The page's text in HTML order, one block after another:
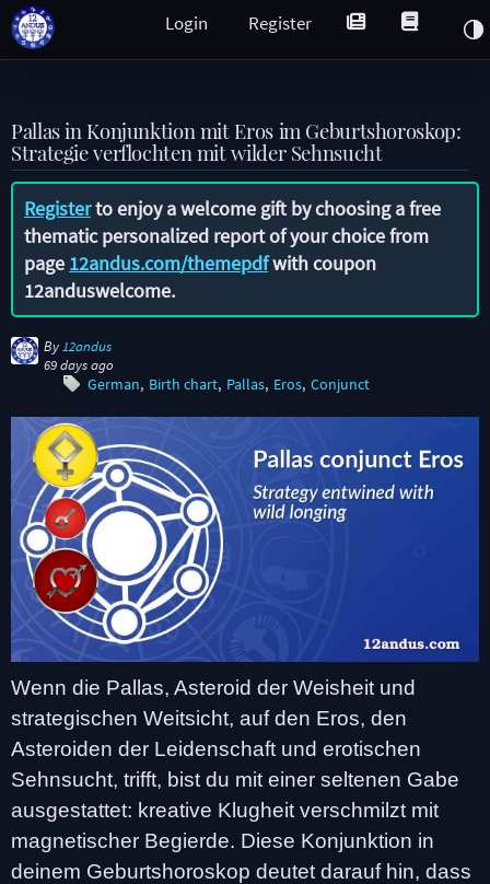
Register
Login
Pallas in Konjunktion mit Eros im Geburtshoroskop:
Strategie verflochten mit wilder Sehnsucht
Registerto enjoy a welcome gift by choosing a free
thematic personalized report of your choice from
page 12andus.com/themepdfwith coupon
12anduswelcome.
By 12andus
69 days ago
German Birth chart Pallas Eros Conjunct
Wenn die Pallas, Asteroid der Weisheit und
strategischen Weitsicht, auf den Eros, den
Asteroiden der Leidenschaft und erotischen
Sehnsucht, trifft, bist du mit einer seltenen Gabe
ausgestattet: kreative Klugheit verschmilzt mit
magnetischer Begierde. Diese Konjunktion in
deinem Geburtshoroskop deutet darauf hin, dass